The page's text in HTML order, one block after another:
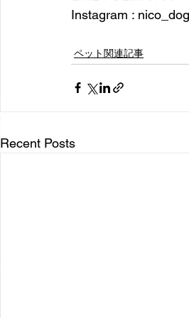
Instagram :
ペット関連記事
Recent Posts